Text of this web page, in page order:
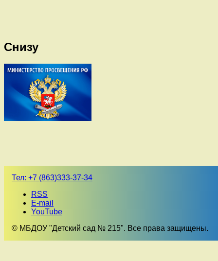
Снизу
Тел: +7 (863)333-37-34
RSS
E-mail
YouTube
© МБДОУ "Детский сад № 215". Все права защищены.